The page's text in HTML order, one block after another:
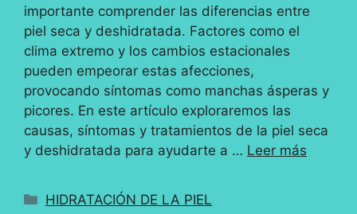
importante comprender las diferencias entre
piel seca y deshidratada. Factores como el
clima extremo y los cambios estacionales
pueden empeorar estas afecciones,
provocando síntomas como manchas ásperas y
picores. En este artículo exploraremos las
causas, síntomas y tratamientos de la piel seca
y deshidratada para ayudarte a … Leer más
Categorías
HIDRATACIÓN DE LA PIEL